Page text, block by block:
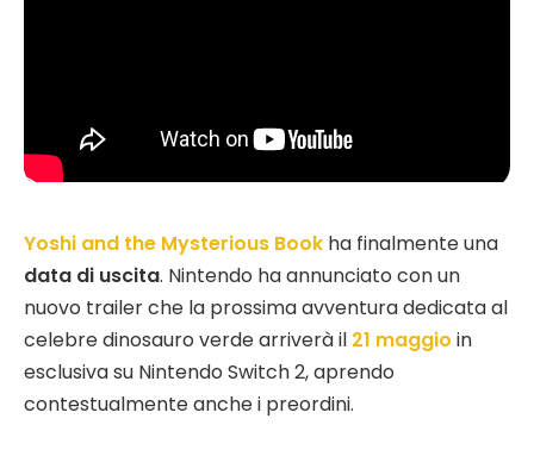
Yoshi and the Mysterious Book ha finalmente una
data di uscita. Nintendo ha annunciato con un
nuovo trailer che la prossima avventura dedicata al
celebre dinosauro verde arriverà il 21 maggio in
esclusiva su Nintendo Switch 2, aprendo
contestualmente anche i preordini.